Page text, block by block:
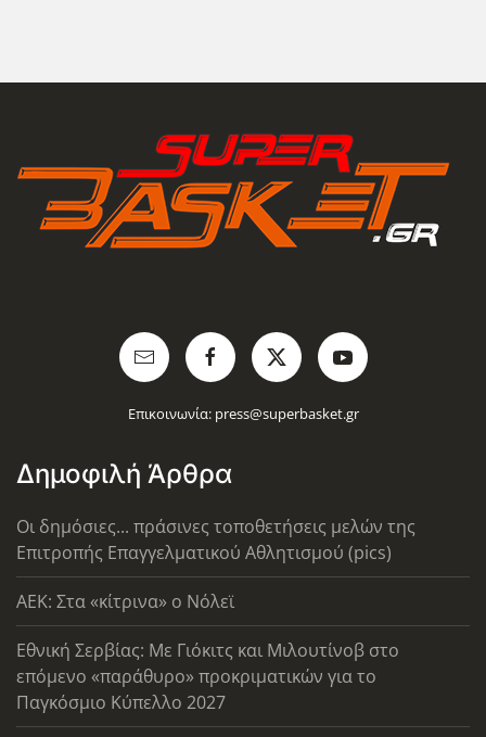
Επικοινωνία: press@superbasket.gr
Δημοφιλή Άρθρα
Οι δημόσιες... πράσινες τοποθετήσεις μελών της
Επιτροπής Επαγγελματικού Αθλητισμού (pics)
AEK: Στα «κίτρινα» ο Νόλεϊ
Εθνική Σερβίας: Με Γιόκιτς και Μιλουτίνοβ στο
επόμενο «παράθυρο» προκριματικών για το
Παγκόσμιο Κύπελλο 2027